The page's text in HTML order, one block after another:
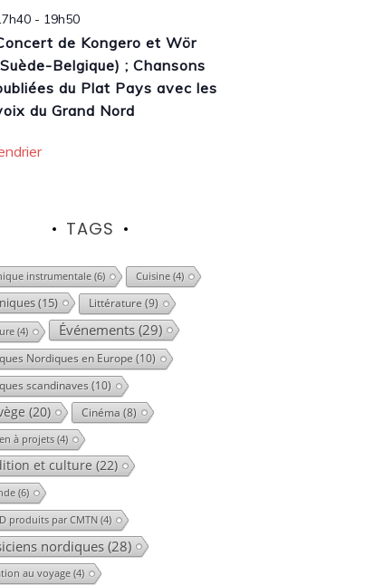
- 19h50
de Kongero et Wör
Belgique) ; Chansons
du Plat Pays avec les
du Grand Nord
TAGS
instrumentale(6) Cuisine (4)
(15) Littérature (9)
(4) Événements (29)
Nordiques en Europe (10)
scandinaves (10)
(20) Cinéma (8)
à projets (4)
et culture (22)
(6)
produits par CMTN (4)
nordiques (28)
au voyage (4)